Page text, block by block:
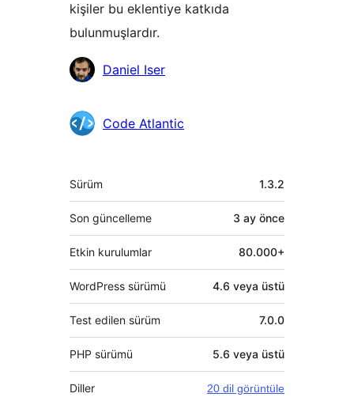
kişiler bu eklentiye katkıda
bulunmuşlardır.
KatkıdaDaniel Iser
Code Atlantic
Meta
Sürüm 1.3.2
Son güncelleme 3 ay önce
Etkin kurulumlar 80.000+
WordPress sürümü 4.6 veya üstü
Test edilen sürüm 7.0.0
PHP sürümü 5.6 veya üstü
Diller 20 dil görüntüle